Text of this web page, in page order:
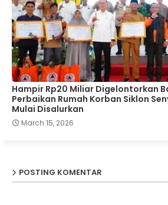
Hampir Rp20 Miliar Digelontorkan
Perbaikan Rumah Korban Siklon
Mulai Disalurkan
March 15, 2026
POSTING KOMENTAR